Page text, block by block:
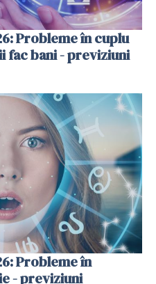
Probleme în cuplu
fac bani - previziuni
Probleme în
- previziuni